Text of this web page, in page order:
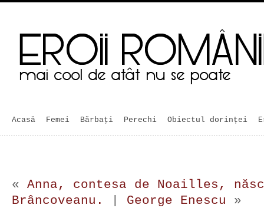
Acasă Femei Bărbaţi Perechi Obiectul dorinței
« Anna, contesa de Noailles,
Brâncoveanu.
George Enescu »